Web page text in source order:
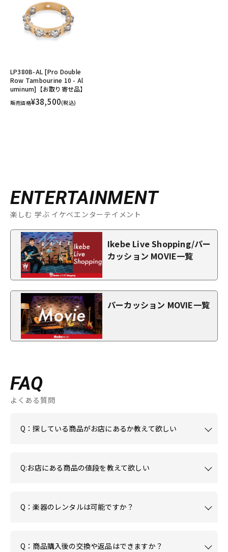
LP380B-AL [Pro Double
Row Tambourine 10 - Al
uminum]【お取り寄せ品】
販売価格¥38,500(税込)
ENTERTAINMENT
楽しむ 学ぶ イケベエンターテイメント
Ikebe Live Shopping/パー
カッション MOVIE一覧
パーカッション MOVIE一覧
FAQ
よくある質問
Q：探している商品がお店にあるか教えて欲しい
Q:お店にある商品の値段を教えて欲しい
Q：楽器のレンタルは可能ですか？
Q：商品購入後の交換や返品はできますか？